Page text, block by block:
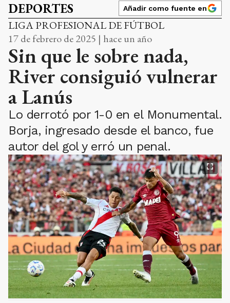
DEPORTES Añadir como fuente en
LIGA PROFESIONAL DE FÚTBOL
17 de febrero de 2025 | hace un año
Sin que le sobre nada,
River consiguió vulnerar
a Lanús
Lo derrotó por 1-0 en el Monumental.
Borja, ingresado desde el banco, fue
autor del gol y erró un penal.